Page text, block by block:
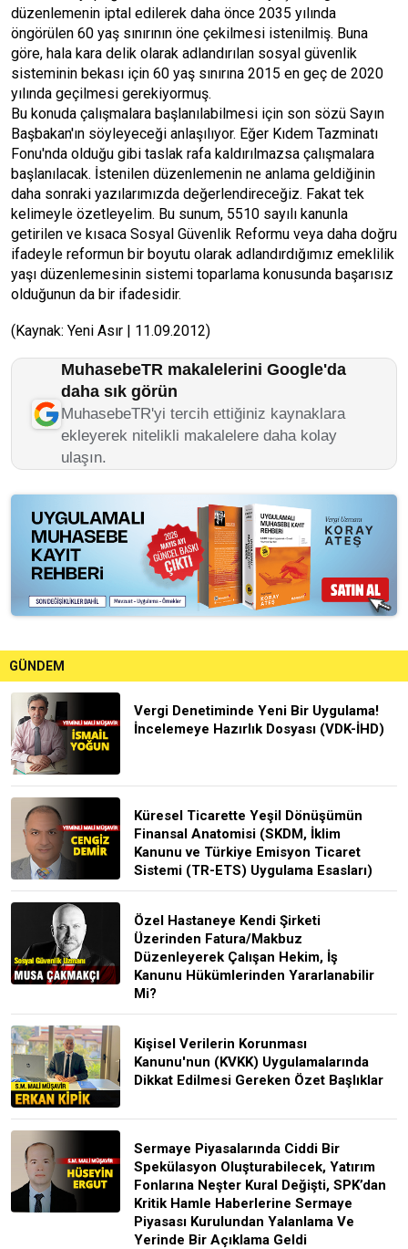
düzenlemenin iptal edilerek daha önce 2035 yılında
öngörülen 60 yaş sınırının öne çekilmesi istenilmiş. Buna
göre, hala kara delik olarak adlandırılan sosyal güvenlik
sisteminin bekası için 60 yaş sınırına 2015 en geç de 2020
yılında geçilmesi gerekiyormuş.
Bu konuda çalışmalara başlanılabilmesi için son sözü Sayın
Başbakan'ın söyleyeceği anlaşılıyor. Eğer Kıdem Tazminatı
Fonu'nda olduğu gibi taslak rafa kaldırılmazsa çalışmalara
başlanılacak. İstenilen düzenlemenin ne anlama geldiğinin
daha sonraki yazılarımızda değerlendireceğiz. Fakat tek
kelimeyle özetleyelim. Bu sunum, 5510 sayılı kanunla
getirilen ve kısaca Sosyal Güvenlik Reformu veya daha doğru
ifadeyle reformun bir boyutu olarak adlandırdığımız emeklilik
yaşı düzenlemesinin sistemi toparlama konusunda başarısız
olduğunun da bir ifadesidir.
(Kaynak: Yeni Asır | 11.09.2012)
MuhasebeTR makalelerini Google'da
daha sık görün
MuhasebeTR'yi tercih ettiğiniz kaynaklara
ekleyerek nitelikli makalelere daha kolay
ulaşın.
GÜNDEM
Vergi Denetiminde Yeni Bir Uygulama!
İncelemeye Hazırlık Dosyası (VDK-İHD)
Küresel Ticarette Yeşil Dönüşümün
Finansal Anatomisi (SKDM, İklim
Kanunu ve Türkiye Emisyon Ticaret
Sistemi (TR-ETS) Uygulama Esasları)
Özel Hastaneye Kendi Şirketi
Üzerinden Fatura/Makbuz
Düzenleyerek Çalışan Hekim, İş
Kanunu Hükümlerinden Yararlanabilir
Mi?
Kişisel Verilerin Korunması
Kanunu'nun (KVKK) Uygulamalarında
Dikkat Edilmesi Gereken Özet Başlıklar
Sermaye Piyasalarında Ciddi Bir
Spekülasyon Oluşturabilecek, Yatırım
Fonlarına Neşter Kural Değişti, SPK’dan
Kritik Hamle Haberlerine Sermaye
Piyasası Kurulundan Yalanlama Ve
Yerinde Bir Açıklama Geldi